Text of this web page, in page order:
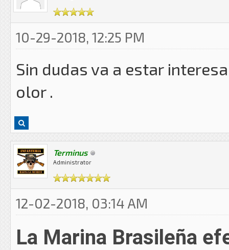
10-29-2018, 12:25 PM
Sin dudas va a estar
olor .
Terminus
Administrator
12-02-2018, 03:14 AM
La Marina Brasileña